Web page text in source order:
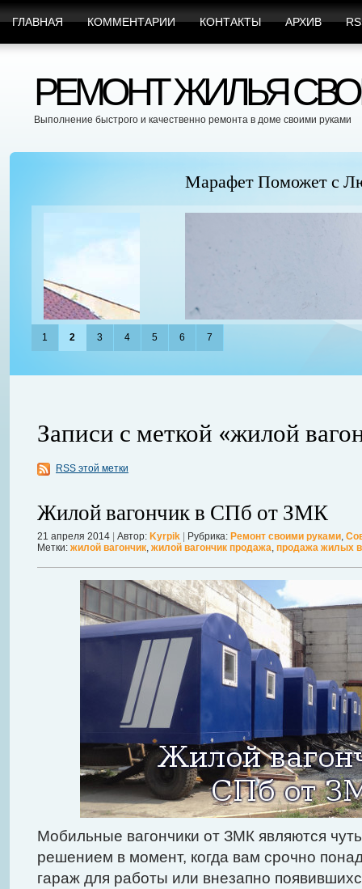
ГЛАВНАЯ КОММЕНТАРИИ КОНТАКТЫ АРХИВ
РЕМОНТ ЖИЛЬЯ
Выполнение быстрого и качественно ремонта в доме своими руками
Марафет Поможет с Любыми Видами
Когда в вашем доме появляются клопы, тараканы, грызуны или
настроение и вызывает волнение. Большинство из паразитов
течение пары недель их может стать уже вдвое, а то и втрое
в первые часы принять меры. А именно: обратиться в проверенную
1 2 3 4 5 6 7
Записи с меткой «жилой
RSS этой метки
Жилой вагончик в СПб от ЗМК
21 апреля 2014 Автор: Kyrpik Рубрика: Ремонт своими руками,
Метки: жилой вагончик, жилой вагончик продажа, продажа жилых
Мобильные вагончики от ЗМК являются
решением в момент, когда вам срочно
гараж для работы или внезапно